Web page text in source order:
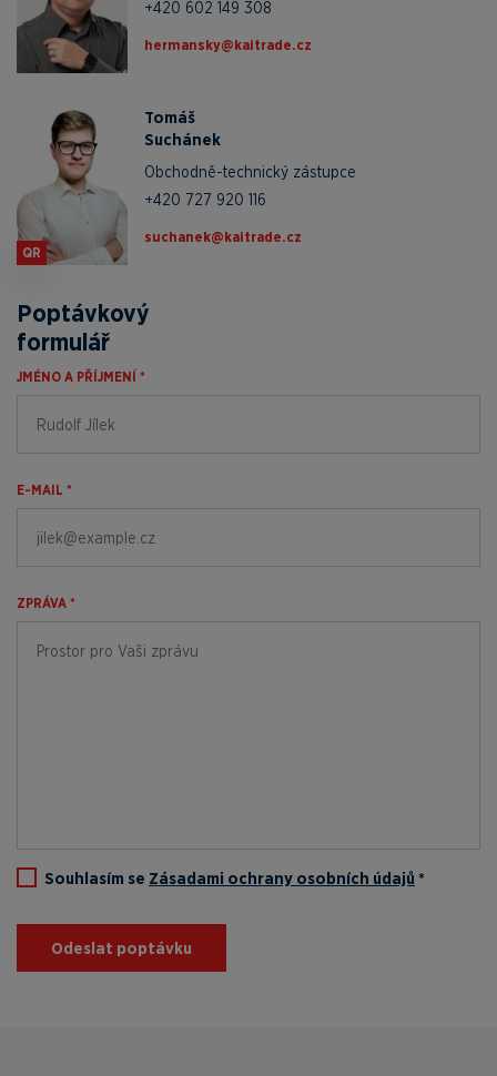
+420 602 149 308
zc.edartiak@yksnamreh
QR
Tomáš
Suchánek
Obchodně-technický zástupce
+420 727 920 116
zc.edartiak@kenahcus
Poptávkový
formulář
JMÉNO A PŘÍJMENÍ *
E-MAIL *
ZPRÁVA *
Souhlasím se Zásadami ochrany osobních údajů *
Odeslat poptávku